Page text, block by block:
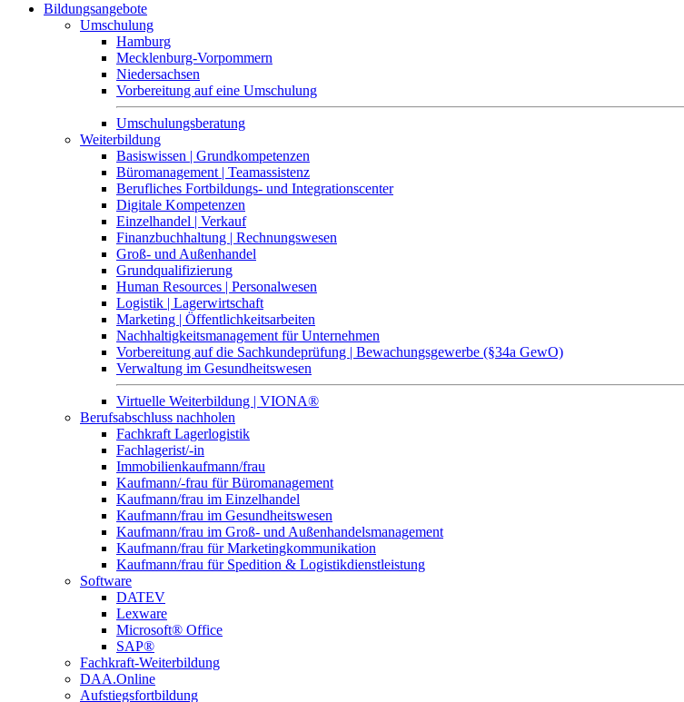
Bildungsangebote
Umschulung
Hamburg
Mecklenburg-Vorpommern
Niedersachsen
Vorbereitung auf eine Umschulung
Umschulungsberatung
Weiterbildung
Basiswissen | Grundkompetenzen
Büromanagement | Teamassistenz
Berufliches Fortbildungs- und Integrationscenter
Digitale Kompetenzen
Einzelhandel | Verkauf
Finanzbuchhaltung | Rechnungswesen
Groß- und Außenhandel
Grundqualifizierung
Human Resources | Personalwesen
Logistik | Lagerwirtschaft
Marketing | Öffentlichkeitsarbeiten
Nachhaltigkeitsmanagement für Unternehmen
Vorbereitung auf die Sachkundeprüfung | Bewachungsgewerbe (§34a GewO)
Verwaltung im Gesundheitswesen
Virtuelle Weiterbildung | VIONA®
Berufsabschluss nachholen
Fachkraft Lagerlogistik
Fachlagerist/-in
Immobilienkaufmann/frau
Kaufmann/-frau für Büromanagement
Kaufmann/frau im Einzelhandel
Kaufmann/frau im Gesundheitswesen
Kaufmann/frau im Groß- und Außenhandelsmanagement
Kaufmann/frau für Marketingkommunikation
Kaufmann/frau für Spedition & Logistikdienstleistung
Software
DATEV
Lexware
Microsoft® Office
SAP®
Fachkraft-Weiterbildung
DAA.Online
Aufstiegsfortbildung